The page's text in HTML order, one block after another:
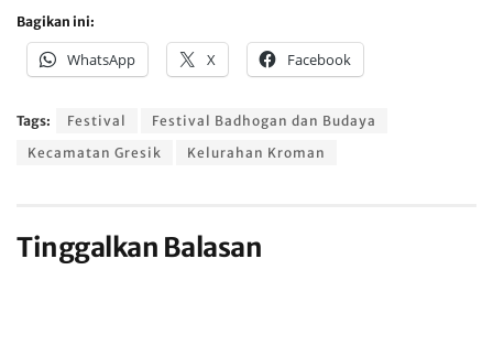
Bagikan ini:
WhatsApp X Facebook
Tags: Festival
Festival Badhogan dan Budaya
Kecamatan Gresik
Kelurahan Kroman
Tinggalkan Balasan